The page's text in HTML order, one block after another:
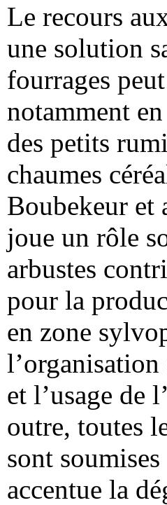
Le recours
une solution
fourrages
notamment
des petits
chaumes
Boubekeur et
joue un rôle
arbustes
pour la
en zone
et l’usage de
outre, toutes
sont
accentue la